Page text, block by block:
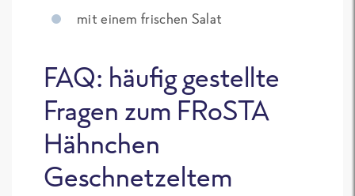
mit einem frischen Salat
FAQ: häufig gestellte
Fragen zum FRoSTA
Hähnchen
Geschnetzeltem